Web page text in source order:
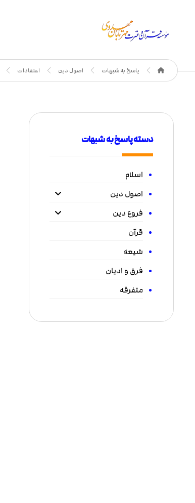
پاسخ به شبهات اصول دین اعتقادات
دسته پاسخ به شبهات
اسلام
اصول دین
فروع دین
قرآن
شیعه
فرق و ادیان
متفرقه